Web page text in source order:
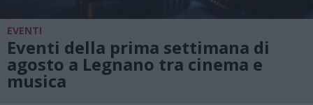
EVENTI
Eventi della prima settimana di
agosto a Legnano tra cinema e
musica